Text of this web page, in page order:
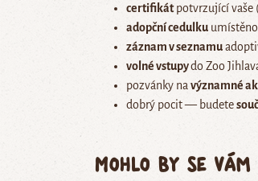
certifikátpotvrzující vaše
adopční cedulku
záznam v seznamu
volné vstupydo Zoo
pozvánky na významné
dobrý pocit — budete
Mohlo by se